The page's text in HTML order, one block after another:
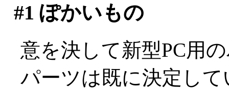
#1 ぽかいもの
意を決して新型PC用
パーツは既に決定し